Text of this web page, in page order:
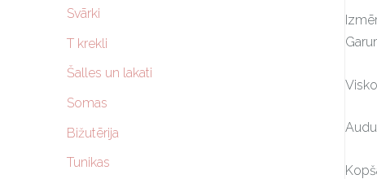
Svārki
T krekli
Šalles un lakati
Somas
Bižutērija
Tunikas